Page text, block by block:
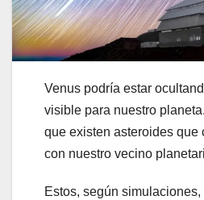
Venus podría estar
visible para nuestro
que existen asteroides que
con nuestro vecino
Estos, según